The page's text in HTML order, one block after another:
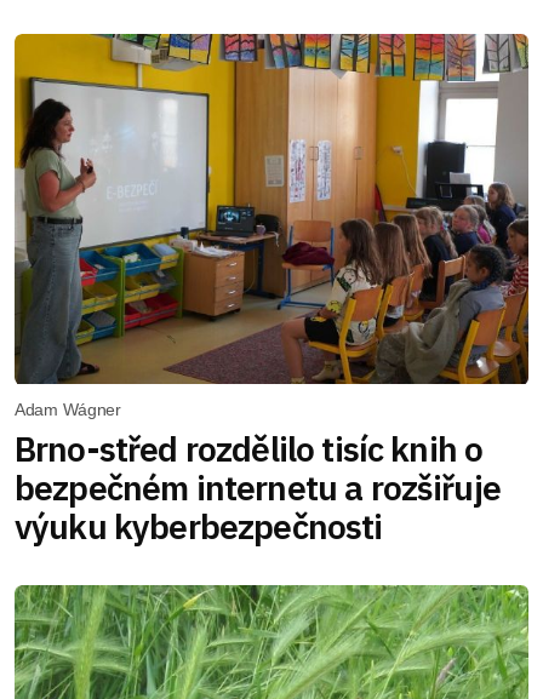
Adam Wágner
Brno-střed rozdělilo tisíc knih o
bezpečném internetu a rozšiřuje
výuku kyberbezpečnosti